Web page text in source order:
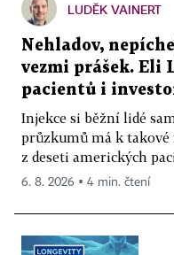
LUDĚK VAINERT
Nehladov,
vezmi prášek. Eli
pacientů i
Injekce si běžní lidé
průzkumů má k
z deseti amerických
6. 8. 2026 ▪ 4 min. čtení